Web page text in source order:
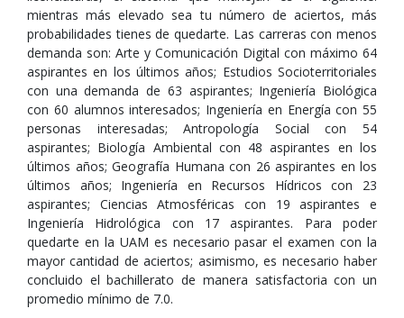
mientras más elevado sea tu número de aciertos, más
probabilidades tienes de quedarte. Las carreras con menos
demanda son: Arte y Comunicación Digital con máximo 64
aspirantes en los últimos años; Estudios Socioterritoriales
con una demanda de 63 aspirantes; Ingeniería Biológica
con 60 alumnos interesados; Ingeniería en Energía con 55
personas interesadas; Antropología Social con 54
aspirantes; Biología Ambiental con 48 aspirantes en los
últimos años; Geografía Humana con 26 aspirantes en los
últimos años; Ingeniería en Recursos Hídricos con 23
aspirantes; Ciencias Atmosféricas con 19 aspirantes e
Ingeniería Hidrológica con 17 aspirantes. Para poder
quedarte en la UAM es necesario pasar el examen con la
mayor cantidad de aciertos; asimismo, es necesario haber
concluido el bachillerato de manera satisfactoria con un
promedio mínimo de 7.0.